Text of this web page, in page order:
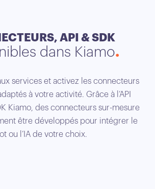
API & SDK
dans Kiamo
services et activez les connecteurs
à votre activité. Grâce à l’API
Kiamo, des connecteurs sur-mesure
être développés pour intégrer le
ou l’IA de votre choix.